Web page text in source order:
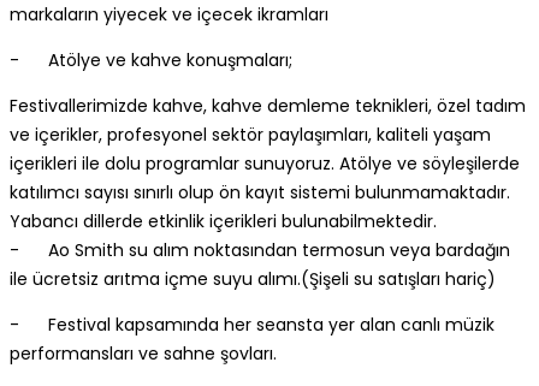
markaların yiyecek ve içecek ikramları
- Atölye ve kahve konuşmaları;
Festivallerimizde kahve, kahve demleme teknikleri, özel tadım
ve içerikler, profesyonel sektör paylaşımları, kaliteli yaşam
içerikleri ile dolu programlar sunuyoruz. Atölye ve söyleşilerde
katılımcı sayısı sınırlı olup ön kayıt sistemi bulunmamaktadır.
Yabancı dillerde etkinlik içerikleri bulunabilmektedir.
- Ao Smith su alım noktasından termosun veya bardağın
ile ücretsiz arıtma içme suyu alımı.(Şişeli su satışları hariç)
- Festival kapsamında her seansta yer alan canlı müzik
performansları ve sahne şovları.